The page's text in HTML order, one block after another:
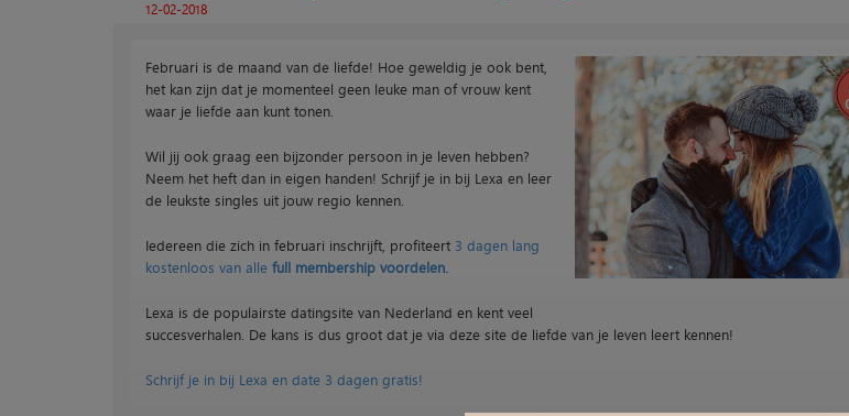
12-02-2018
Februari is de maand van de liefde! Hoe geweldig je ook bent,
het kan zijn dat je momenteel geen leuke man of vrouw kent
waar je liefde aan kunt tonen.
Wil jij ook graag een bijzonder persoon in je leven hebben?
Neem het heft dan in eigen handen! Schrijf je in bij Lexa en leer
de leukste singles uit jouw regio kennen.
Iedereen die zich in februari inschrijft, profiteert 3 dagen lang
kostenloos van alle full membership voordelen.
Lexa is de populairste datingsite van Nederland en kent veel
succesverhalen. De kans is dus groot dat je via deze site de liefde van je leven leert kennen!
Schrijf je in bij Lexa en date 3 dagen gratis!